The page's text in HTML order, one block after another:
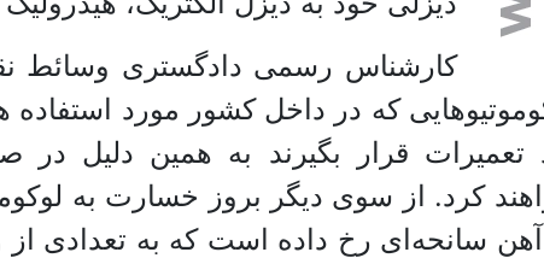
کارشناس رسمی دادگستری وسائط
که در داخل کشور مورد
قرار بگیرند به همین دلیل در
کرد. از سوی دیگر بروز خسارت به
آهن سانحه‌ای رخ داده است که به تعدادی